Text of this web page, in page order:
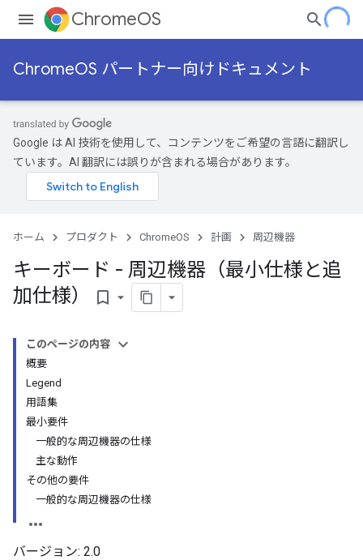
ChromeOS
ChromeOS パートナー向けドキュメント
Google は AI 技術を使用して、コンテンツをご希望の言語に翻訳し
ています。AI 翻訳には誤りが含まれる場合があります。
ホーム プロダクト ChromeOS 計画 周辺機器
キーボード - 周辺機器（最小仕様と追
加仕様）
bookmark_border
このページの内容
概要
Legend
用語集
最小要件
一般的な周辺機器の仕様
主な動作
その他の要件
一般的な周辺機器の仕様
バージョン: 2.0